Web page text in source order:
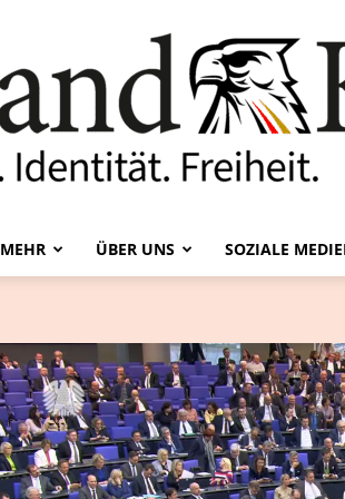
Kurier
MEHR ÜBER UNS SOZIALE